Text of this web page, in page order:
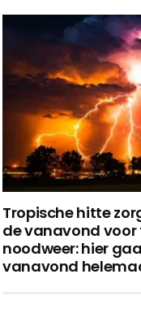
Tropische hitte
de vanavond voor
noodweer: hier
vanavond